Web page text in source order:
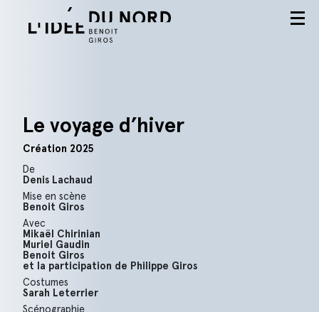
Le voyage d’hiver
Création 2025
De
Denis Lachaud
Mise en scène
Benoit Giros
Avec
Mikaël Chirinian
Muriel Gaudin
Benoit Giros
et la participation de Philippe Giros
Costumes
Sarah Leterrier
Scénographie